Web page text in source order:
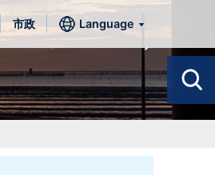
市政 Language